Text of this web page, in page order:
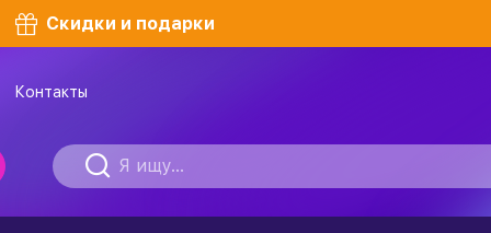
Скидки и подарки
Контакты